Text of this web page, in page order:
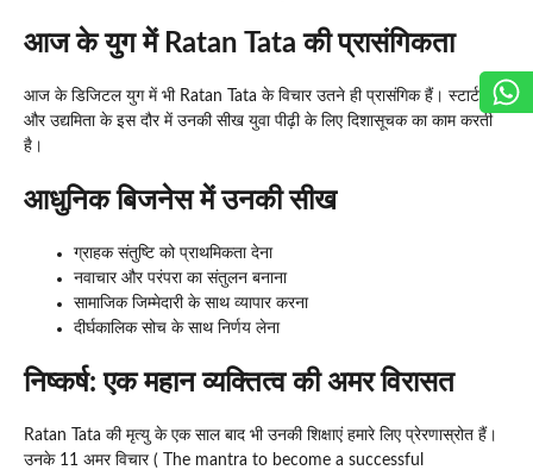
आज के युग में Ratan Tata की प्रासंगिकता
आज के डिजिटल युग में भी Ratan Tata के विचार उतने ही प्रासंगिक हैं। स्टार्टअप
और उद्यमिता के इस दौर में उनकी सीख युवा पीढ़ी के लिए दिशासूचक का काम करती
है।
आधुनिक बिजनेस में उनकी सीख
ग्राहक संतुष्टि को प्राथमिकता देना
नवाचार और परंपरा का संतुलन बनाना
सामाजिक जिम्मेदारी के साथ व्यापार करना
दीर्घकालिक सोच के साथ निर्णय लेना
निष्कर्ष: एक महान व्यक्तित्व की अमर विरासत
Ratan Tata की मृत्यु के एक साल बाद भी उनकी शिक्षाएं हमारे लिए प्रेरणास्रोत हैं।
उनके 11 अमर विचार ( The mantra to become a successful